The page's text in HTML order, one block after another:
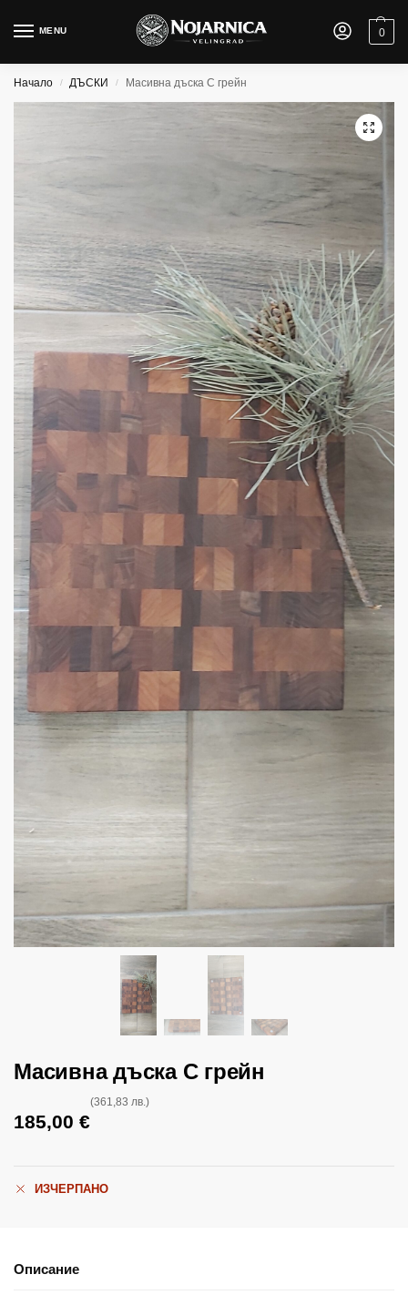
MENU 0
Начало / ДЪСКИ / Масивна дъска С грейн
Масивна дъска С грейн
185,00 €
(361,83 лв.)
ИЗЧЕРПАНО
Описание